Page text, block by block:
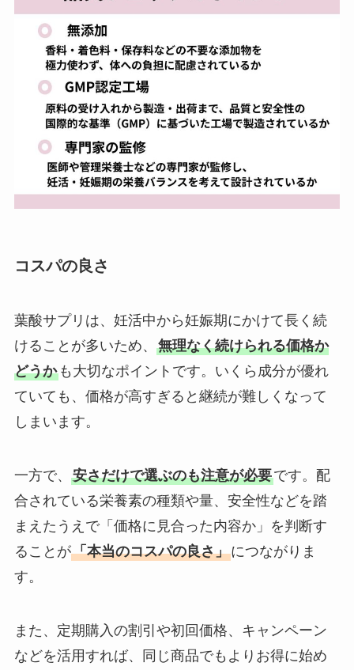
コスパの良さ
葉酸サプリは、妊活中から妊娠期にかけて長く続
けることが多いため、 無理なく続けられる価格か
どうかも大切なポイントです。いくら成分が優れ
ていても、価格が高すぎると継続が難しくなって
しまいます。
一方で、 安さだけで選ぶのも注意が必要です。配
合されている栄養素の種類や量、安全性などを踏
まえたうえで「価格に見合った内容か」を判断す
ることが「本当のコスパの良さ」につながりま
す。
また、定期購入の割引や初回価格、キャンペーン
などを活用すれば、同じ商品でもよりお得に始め